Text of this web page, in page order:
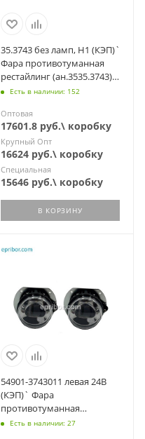
35.3743 без ламп, Н1 (КЭП)`
Фара противотуманная
рестайлинг (ан.3535.3743)
К-З 5308, Евро-4
Есть в наличии: 152
Оптовая
17601.8 руб.\ коробку
Крупный Опт
16624 руб.\ коробку
Специальная
15646 руб.\ коробку
В КОРЗИНУ
54901-3743011 левая 24В
(КЭП)` Фара
противотуманная
светодиодная К-З 54901 К5
Есть в наличии: 27